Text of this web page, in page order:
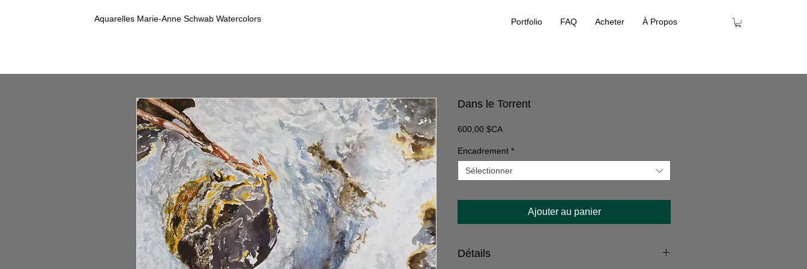
Aquarelles Marie-Anne Schwab Watercolors Portfolio FAQ Acheter À Propos
Dans le Torrent
600,00 $CAPrix
Encadrement *
Sélectionner
Ajouter au panier
Détails